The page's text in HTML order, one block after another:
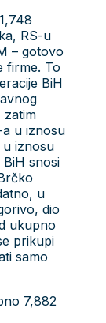
RS-u
– gotovo
firme. To
BiH
zatim
u iznosu
u iznosu
snosi
u
dio
ukupno
prikupi
samo
7,882